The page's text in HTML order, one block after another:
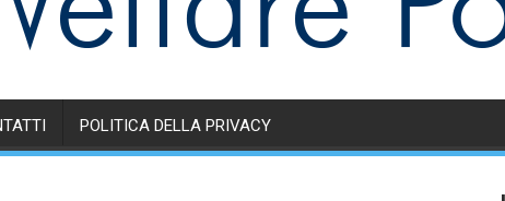
POLITICA DELLA PRIVACY